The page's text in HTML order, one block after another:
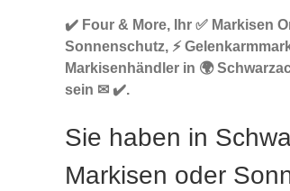
✔️ Four & More, Ihr ✅ Markisen
Sonnenschutz, ⚡
Markisenhändler in 🌍
sein ✉ ✔️.
Sie haben in
Markisen oder